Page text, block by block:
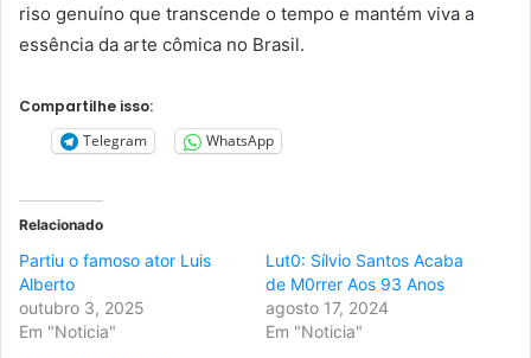
riso genuíno que transcende o tempo e mantém viva a
essência da arte cômica no Brasil.
Compartilhe isso:
Telegram
WhatsApp
Relacionado
Partiu o famoso ator Luis
Alberto
outubro 3, 2025
Em "Noticia"
Lut0: Sílvio Santos Acaba
de M0rrer Aos 93 Anos
agosto 17, 2024
Em "Noticia"